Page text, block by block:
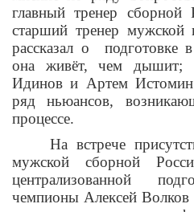
главный тренер
старший тренер мужской
рассказал о подготовке
она живёт, чем дышит;
Идинов и Артем Истомин
ряд ньюансов,
процессе.
На встрече
мужской сборной
централизованной
чемпионы Алексей